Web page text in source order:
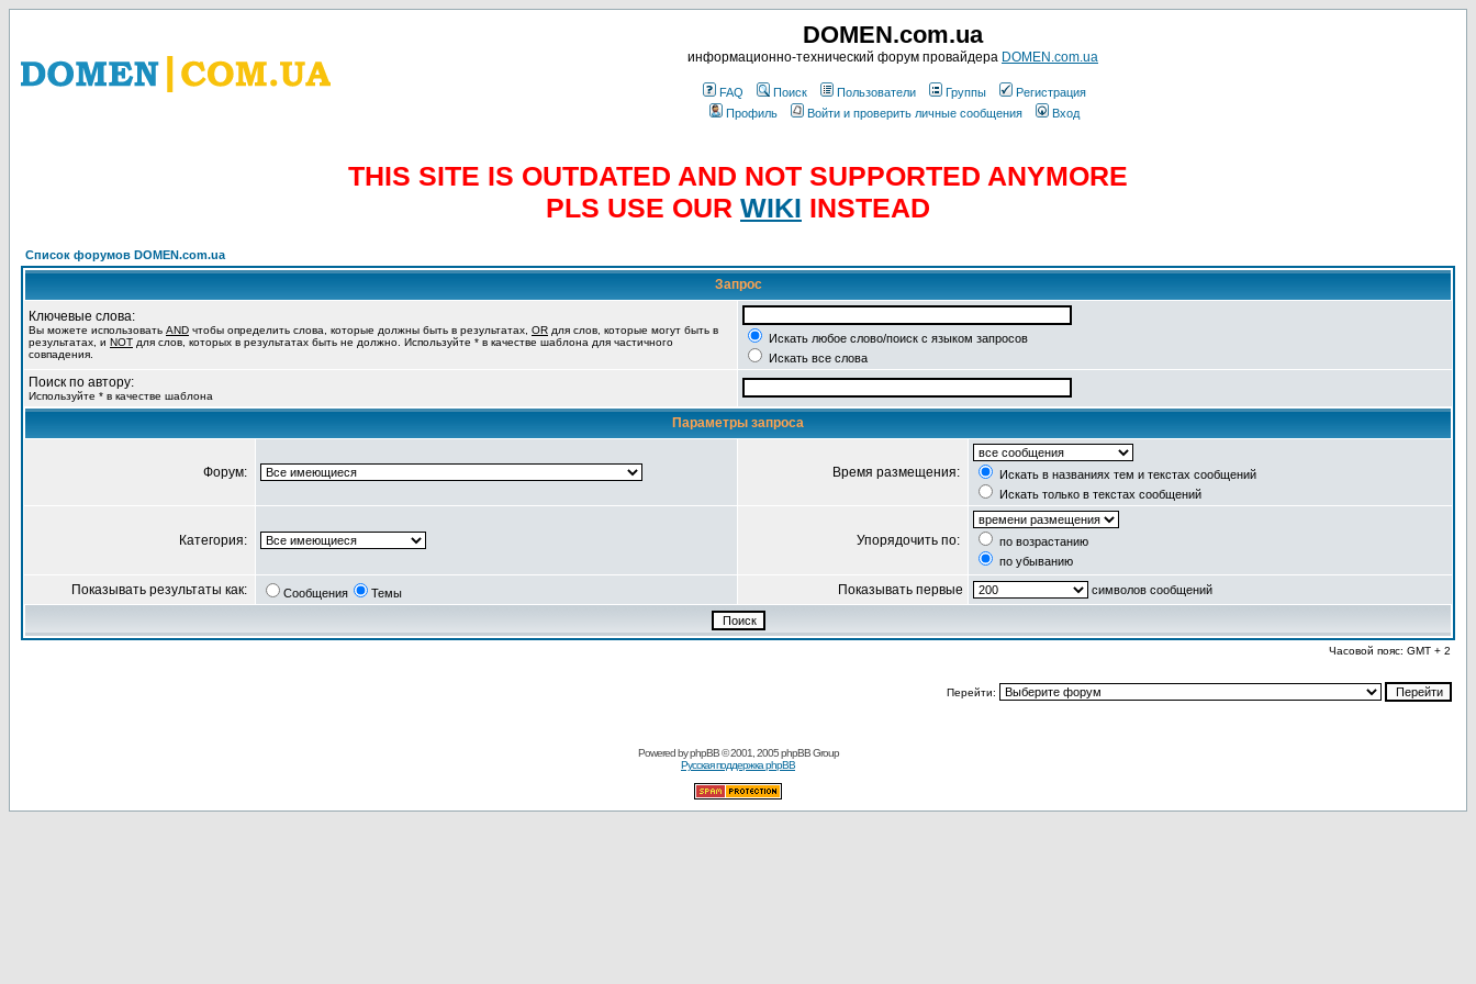
DOMEN.com.ua
информационно-технический форум провайдера DOMEN.com.ua
FAQ Поиск Пользователи Группы
Регистрация
Профиль
Войти и проверить личные сообщения Вход
THIS SITE IS OUTDATED AND NOT SUPPORTED ANYMORE
PLS USE OUR WIKI INSTEAD
Список форумов DOMEN.com.ua
Запрос
Ключевые слова:
Вы можете использовать AND чтобы определить слова, которые должны быть в результатах, OR для слов, которые могут быть в
результатах, и NOT для слов, которых в результатах быть не должно. Используйте * в качестве шаблона для частичного
совпадения.
Искать любое слово/поиск с языком запросов
Искать все слова
Поиск по автору:
Используйте * в качестве шаблона
Параметры запроса
Форум: Время размещения:
Искать в названиях тем и текстах сообщений
Искать только в текстах сообщений
Категория: Упорядочить по:
по возрастанию
по убыванию
Показывать результаты как: Сообщения Темы Показывать первые символов сообщений
Часовой пояс: GMT + 2
Перейти:
Powered byphpBB© 2001, 2005 phpBB Group
Русская поддержка phpBB